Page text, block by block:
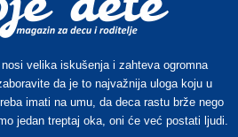
velika iskušenja i zahteva ogromna
da je to najvažnija uloga koju u
imati na umu, da deca rastu brže nego
jedan treptaj oka, oni će već postati ljudi.